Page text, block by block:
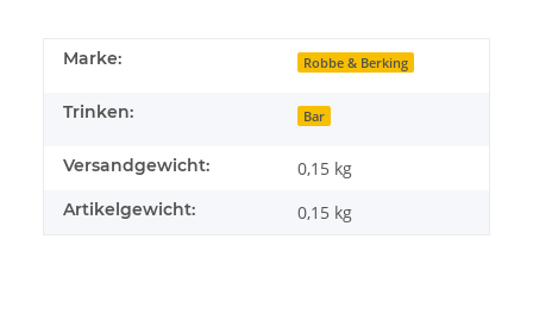
Marke: Robbe & Berking
Trinken: Bar
Versandgewicht: 0,15 kg
Artikelgewicht: 0,15 kg